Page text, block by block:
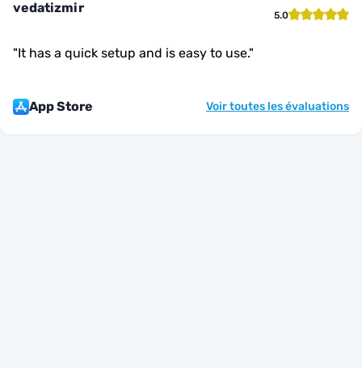
vedatizmir 5.0
"It has a quick setup and is easy to use."
App Store Voir toutes les évaluations